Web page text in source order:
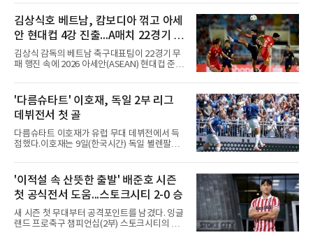
이컵 샤펠버그의 크로스가 걷혀 나오자 에디 세
구라가 페널티아크 왼쪽에서 오
승자는 ACLE 본선에 오르고 패자는 2부 격 대회
인 AFC 챔피언스리그2(ACL2)로 향한다. 강원은
2024시즌 K리그1 준우승 자격으로 나선 지난 시
즌 ACLE에서 창단 첫 아시아 무대를 경험하며
16강에 진출했고, 2025시즌 리그 5위로 이번 출
전권을 얻었다.감바 오사카는 2025-2026시즌
ACL2 결승에서 크리스티아누 호날두의 소속팀
기세도 좋다.최근 리그 2연패로 상승세가 끊긴
강원은 이번 승리로 반등을 노린다. 김대
김상식호 베트남, 캄보디아 꺾고 아세
안 현대컵 4강 진출...A매치 22경기 무
패 질주
김상식 감독의 베트남 축구대표팀이 22경기 무
패 행진 속에 2026 아세안(ASEAN) 현대컵 준결
딘 국립경기장에서 열린 캄보디아와의 조별리그
A조 4차전에서 응우옌 딘 박의 2골과 상대 자책
골을 묶어 3-1로 이겼다. 3승 1무 승점 10으로
싱가포르(승점 8)를 제치고 조 1위를 차지했고,
A매치 연속 무패는 22경기(19승 3무)로 늘렸다.
종전 자국 기록은 18경기였다.2년마다 열리는
현대컵은 '동남아의 월드컵'으로 불리며, 스즈키
패와 통산 4번째 우승을 노린다.준결승 상대 말
레이시아는 8일 필리핀을 1-0
'다름슈타트' 이호재, 독일 2부 리그
데뷔전서 첫 골
다름슈타트 이호재가 유럽 무대 데뷔전에서 득
점했다.이호재는 9일(한국시간) 독일 뵐렌팔토
2027시즌 2.분데스리가(2부) 개막전에서 0-2로
뒤진 후반 추격골을 넣었다. 후반 15분 핀 라켄
마허와 교체 투입된 그는 후반 31분 페널티지역
오른쪽에서 카이 클레피시의 패스를 받아 오른
발 슈팅으로 마무리했다.다름슈타트는 후반 41
분 알렉산다르 부코티치의 동점골로 승점 1을
챙겼다. 홀슈타인 킬은 전반 8분 기예르모 발지,
'이적설 속 산뜻한 출발' 배준호 시즌
첫 공식전서 도움...스토크시티 2-0 승
새 시즌 첫 무대부터 공격포인트를 남겼다. 잉글
랜드 프로축구 챔피언십(2부) 스토크시티의 배